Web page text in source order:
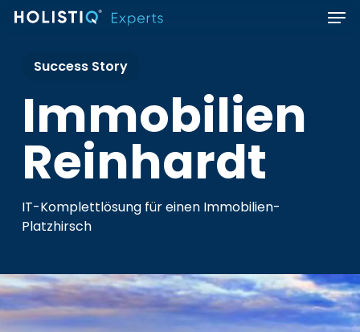
Skip
contentSuccess Story
Immobilien
Reinhardt
IT-Komplettlösung für einen Immobilien-
Platzhirsch